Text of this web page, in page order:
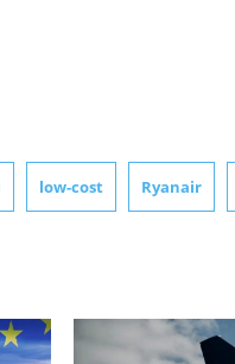
low-cost Ryanair